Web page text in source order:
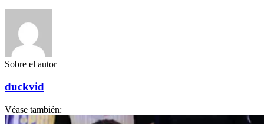
Sobre el autor
duckvid
Véase también: